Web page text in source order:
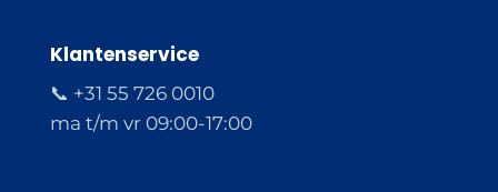
Klantenservice
📞 +31 55 726 0010
ma t/m vr 09:00-17:00